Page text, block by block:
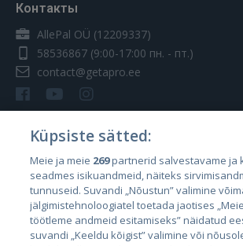
Контакты
AllePal OÜ (12209337)
58536867 (9:00-17:00 пн. - пт.)
contact@getapro.ee
Страны
Эстония
Латвия
Литва
Küpsiste sätted:
Meie ja meie 269partnerid salvestavame ja
seadmes isikuandmeid, näiteks
tunnuseid. Suvandi „Nõustun” valimine
jälgimistehnoloogiatel toetada jaotises
töötleme andmeid esitamiseks” näidatud
suvandi „Keeldu kõigist” valimine või